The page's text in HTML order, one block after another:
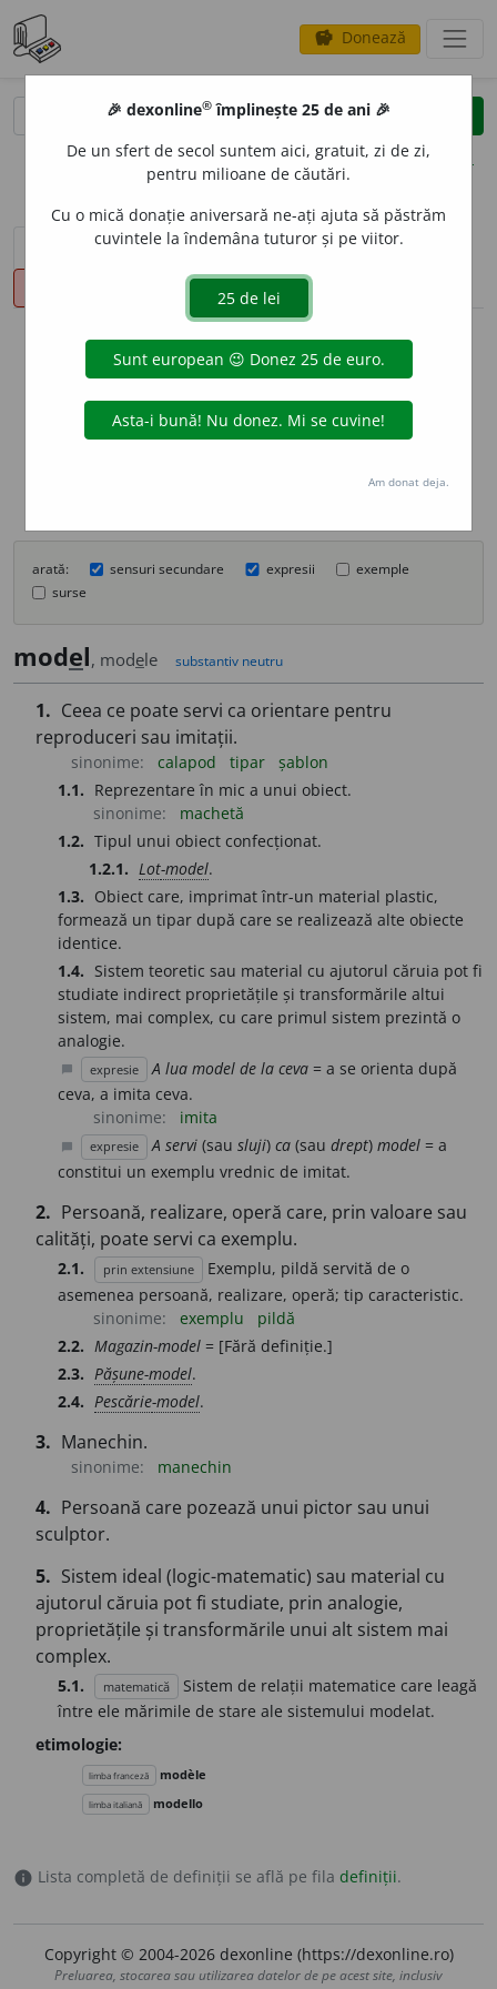
savings Donează
clear
opțiuni
sinteza definițiilor (1) definiții (21)
declinări
info
Aceste definiții sunt compilate de
echipa dexonline. Definițiile
originale se află pe filadefiniții.
Puteți reordona filele pe pagina de
arată: sensuri secundare expresii
exemple
surse
model, modele substantiv neutru
1. Ceea ce poate servi ca orientare pentru
reproduceri sau imitații.
sinonime: calapod tipar
șablon
1.1. Reprezentare în mic a unui obiect.
sinonime:
machetă
1.2. Tipul unui obiect confecționat.
1.2.1. Lot-model.
1.3. Obiect care, imprimat într-un material plastic,
formează un tipar după care se realizează alte obiecte
identice.
1.4. Sistem teoretic sau material cu ajutorul căruia pot fi
studiate indirect proprietățile și transformările altui
sistem, mai complex, cu care primul sistem prezintă o
analogie.
chat_bubble expresie A lua model de la ceva = a se orienta după
ceva, a imita ceva.
sinonime:
imita
expresie A servi (sau sluji) ca (sau drept) model = a
constitui un exemplu vrednic de imitat.
2. Persoană, realizare, operă care, prin valoare sau
calități, poate servi ca exemplu.
2.1. prin extensiune
Exemplu, pildă servită de o
asemenea persoană, realizare, operă; tip caracteristic.
sinonime:
exemplu
pildă
2.2. Magazin-model = [Fără definiție.]
2.3. Pășune-model.
2.4. Pescărie-model.
3. Manechin.
sinonime: manechin
4. Persoană care pozează unui pictor sau unui
sculptor.
5. Sistem ideal (logic-matematic) sau material cu
ajutorul căruia pot fi studiate, prin analogie,
proprietățile și transformările unui alt sistem mai
complex.
5.1. matematică
Sistem de relații matematice care leagă
între ele mărimile de stare ale sistemului modelat.
etimologie:
limba franceză modèle
limba italiană modello
info Lista completă de definiții se află pe fila definiții.
Copyright © 2004-2026 dexonline (https://dexonline.ro)
Preluarea, stocarea sau utilizarea datelor de pe acest site, inclusiv
🎉 dexonline® împlinește 25 de ani 🎉
De un sfert de secol suntem aici, gratuit, zi de zi,
pentru milioane de căutări.
Cu o mică donație aniversară ne-ați ajuta să păstrăm
cuvintele la îndemâna tuturor și pe viitor.
Am donat deja.